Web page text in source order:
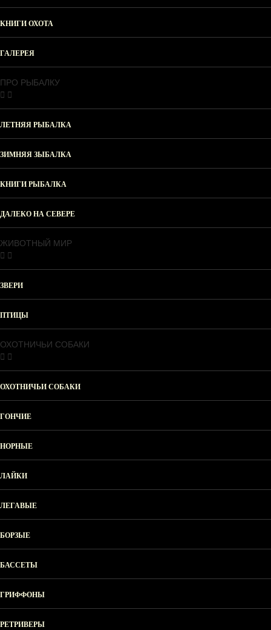
КНИГИ ОХОТА
ГАЛЕРЕЯ
ПРО РЫБАЛКУ
ЛЕТНЯЯ РЫБАЛКА
ЗИМНЯЯ ЗЫБАЛКА
КНИГИ РЫБАЛКА
ДАЛЕКО НА СЕВЕРЕ
ЖИВОТНЫЙ МИР
ЗВЕРИ
ПТИЦЫ
ОХОТНИЧЬИ СОБАКИ
ОХОТНИЧЬИ СОБАКИ
ГОНЧИЕ
НОРНЫЕ
ЛАЙКИ
ЛЕГАВЫЕ
БОРЗЫЕ
БАССЕТЫ
ГРИФФОНЫ
РЕТРИВЕРЫ